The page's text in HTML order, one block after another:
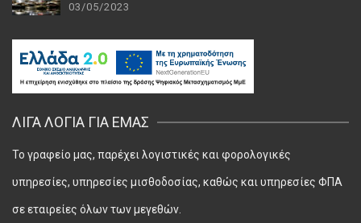
03/05/2023
ΛΊΓΑ ΛΌΓΙΑ ΓΙΑ ΕΜΆΣ
Το γραφείο μας, παρέχει λογιστικές και φορολογικές
υπηρεσίες, υπηρεσίες μισθοδοσίας, καθώς και υπηρεσίες ΦΠΑ
σε εταιρείες όλων των μεγεθών.